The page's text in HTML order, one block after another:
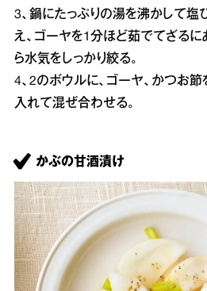
3、鍋にたっぷりの湯を沸かして塩
え、ゴーヤを1分ほど茹でてざるに
ら水気をしっかり絞る。
4、2のボウルに、ゴーヤ、かつお節
入れて混ぜ合わせる。
かぶの甘酒漬け